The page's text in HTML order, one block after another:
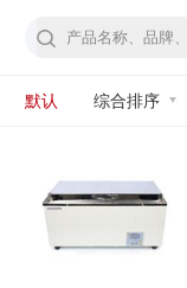
默认 综合排序